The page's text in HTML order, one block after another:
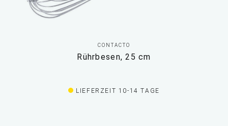
CONTACTO
Rührbesen, 25 cm
LIEFERZEIT 10-14 TAGE